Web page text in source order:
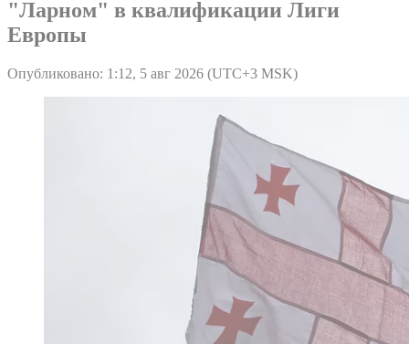
"Ларном" в квалификации Лиги
Европы
Опубликовано: 1:12, 5 авг 2026 (UTC+3 MSK)